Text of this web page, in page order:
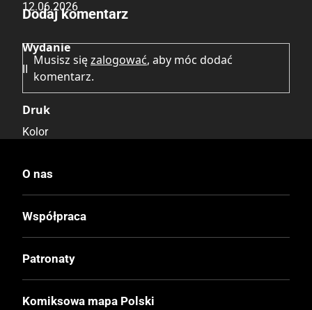
12.06.2026
Wydanie
Druk
Kolor
Oprawa
Miękka
Format
170x260 mm
Liczba Stron
Dodaj komentarz
Musisz sięzalogować, aby móc dodać
komentarz.
O nas
Współpraca
Patronaty
Komiksowa mapa Polski